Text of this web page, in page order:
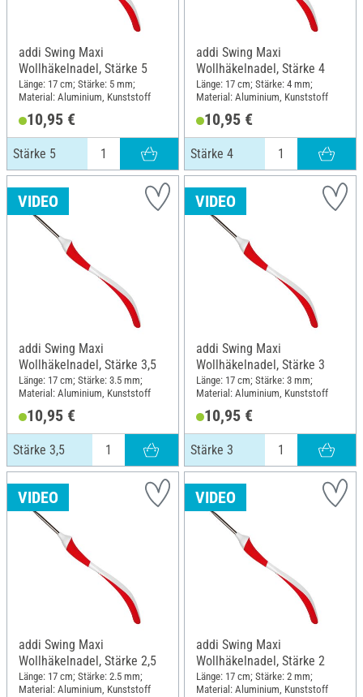
addi Swing Maxi
Wollhäkelnadel, Stärke 5
Länge: 17 cm; Stärke: 5 mm;
Material: Aluminium, Kunststoff
10,95 €
Stärke 5
addi Swing Maxi
Wollhäkelnadel, Stärke 4
Länge: 17 cm; Stärke: 4 mm;
Material: Aluminium, Kunststoff
10,95 €
Stärke 4
VIDEO
addi Swing Maxi
Wollhäkelnadel, Stärke 3,5
Länge: 17 cm; Stärke: 3.5 mm;
Material: Aluminium, Kunststoff
10,95 €
Stärke 3,5
VIDEO
addi Swing Maxi
Wollhäkelnadel, Stärke 3
Länge: 17 cm; Stärke: 3 mm;
Material: Aluminium, Kunststoff
10,95 €
Stärke 3
VIDEO
addi Swing Maxi
Wollhäkelnadel, Stärke 2,5
Länge: 17 cm; Stärke: 2.5 mm;
Material: Aluminium, Kunststoff
VIDEO
addi Swing Maxi
Wollhäkelnadel, Stärke 2
Länge: 17 cm; Stärke: 2 mm;
Material: Aluminium, Kunststoff